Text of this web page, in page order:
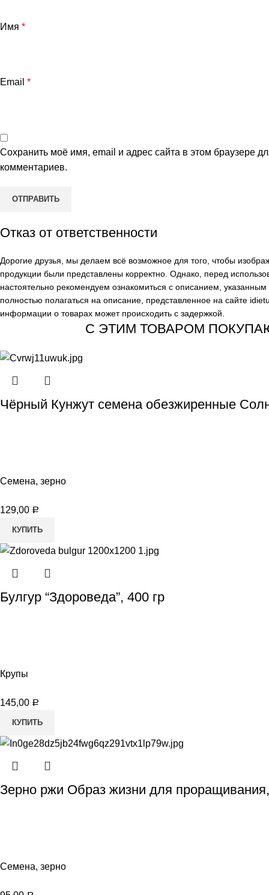
Имя *
Email *
Сохранить моё имя, email и адрес сайта в этом браузере
комментариев.
Отказ от ответственности
Дорогие друзья, мы делаем всё возможное для того, чтобы
продукции были представлены корректно. Однако, перед
настоятельно рекомендуем ознакомиться с описанием, указанным
полностью полагаться на описание, представленное на сайте
информации о товарах может происходить с задержкой.
С ЭТИМ ТОВАРОМ
Чёрный Кунжут семена обезжиренные
Семена, зерно
129,00 Р
КУПИТЬ
Булгур “Здороведа”, 400 гр
Крупы
145,00 Р
КУПИТЬ
Зерно ржи Образ жизни для
Семена, зерно